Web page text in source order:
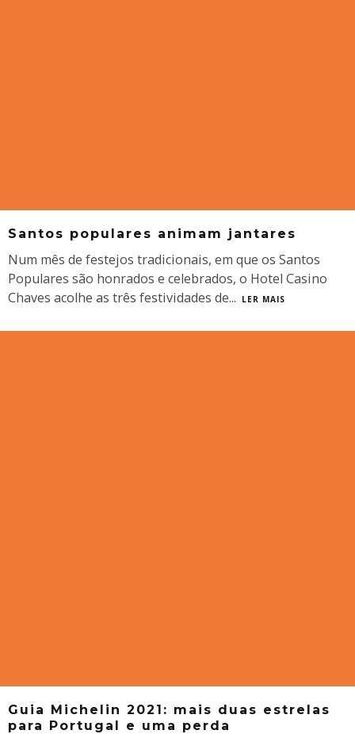
Santos populares animam jantares
Num mês de festejos tradicionais, em que os Santos
Populares são honrados e celebrados, o Hotel Casino
Chaves acolhe as três festividades de... LER MAIS
Guia Michelin 2021: mais duas estrelas
para Portugal e uma perda